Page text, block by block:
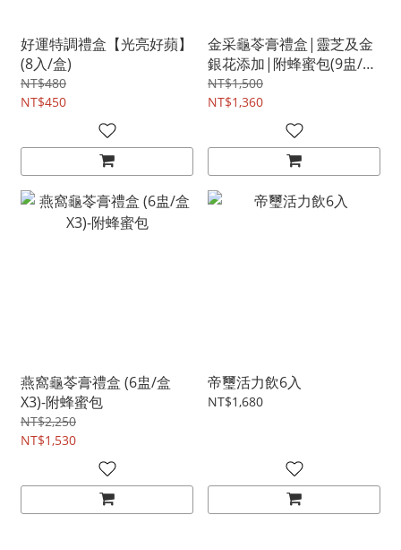
好運特調禮盒【光亮好蘋】
(8入/盒)
NT$480
NT$450
金采龜苓膏禮盒|靈芝及金
銀花添加|附蜂蜜包(9盅/盒
x2)
NT$1,500
NT$1,360
燕窩龜苓膏禮盒 (6盅/盒
X3)-附蜂蜜包
NT$2,250
NT$1,530
帝璽活力飲6入
NT$1,680